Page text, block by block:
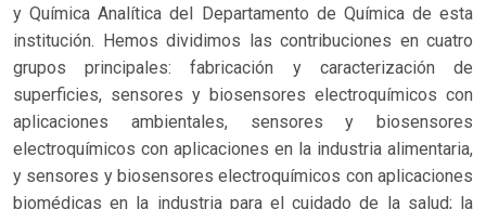
y Química Analítica del Departamento de Química de esta
institución. Hemos dividimos las contribuciones en cuatro
grupos principales: fabricación y caracterización de
superficies, sensores y biosensores electroquímicos con
aplicaciones ambientales, sensores y biosensores
electroquímicos con aplicaciones en la industria alimentaria,
y sensores y biosensores electroquímicos con aplicaciones
biomédicas en la industria para el cuidado de la salud; la